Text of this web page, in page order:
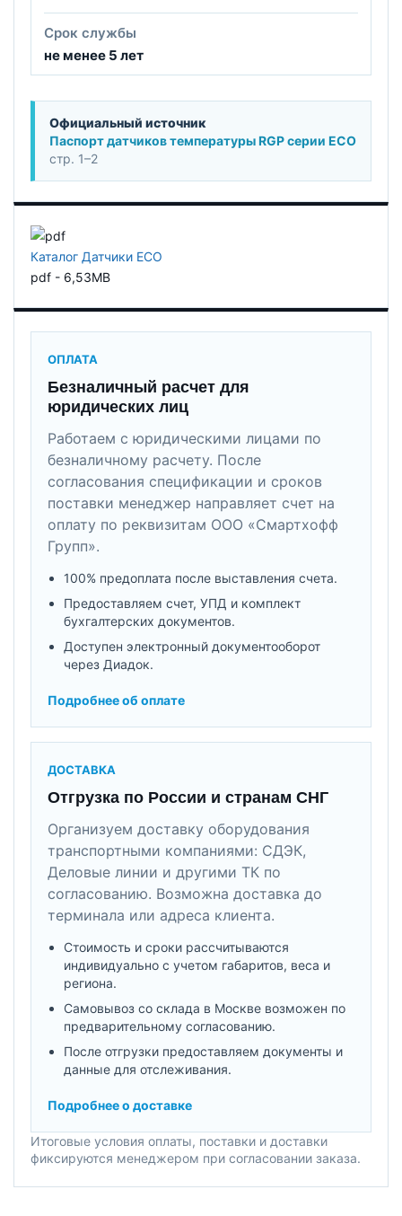
Срок службы
не менее 5 лет
Официальный источник
Паспорт датчиков температуры RGP серии ECO
стр. 1–2
Каталог Датчики ECO
pdf - 6,53MB
ОПЛАТА
Безналичный расчет для
юридических лиц
Работаем с юридическими лицами по
безналичному расчету. После
согласования спецификации и сроков
поставки менеджер направляет счет на
оплату по реквизитам ООО «Смартхофф
Групп».
100% предоплата после выставления счета.
Предоставляем счет, УПД и комплект
бухгалтерских документов.
Доступен электронный документооборот
через Диадок.
Подробнее об оплате
ДОСТАВКА
Отгрузка по России и странам СНГ
Организуем доставку оборудования
транспортными компаниями: СДЭК,
Деловые линии и другими ТК по
согласованию. Возможна доставка до
терминала или адреса клиента.
Стоимость и сроки рассчитываются
индивидуально с учетом габаритов, веса и
региона.
Самовывоз со склада в Москве возможен по
предварительному согласованию.
После отгрузки предоставляем документы и
данные для отслеживания.
Подробнее о доставке
Итоговые условия оплаты, поставки и доставки
фиксируются менеджером при согласовании заказа.